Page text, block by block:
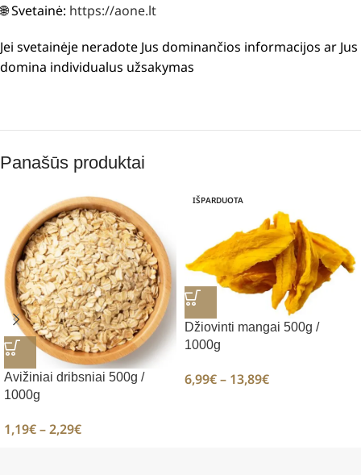
🌐 Svetainė: https://aone.lt
Jei svetainėje neradote Jus dominančios informacijos ar Jus
domina individualus užsakymas
Panašūs produktai
Avižiniai dribsniai 500g /
1000g
1,19€–2,29€
IŠPARDUOTA
Džiovinti mangai 500g /
1000g
6,99€– 13,89€